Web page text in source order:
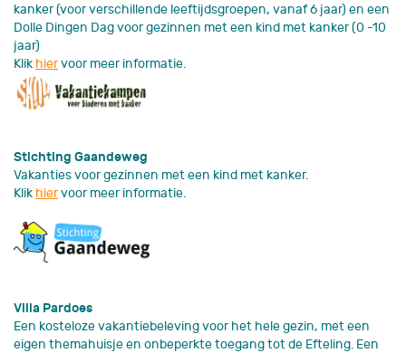
kanker (voor verschillende leeftijdsgroepen, vanaf 6 jaar) en een
Dolle Dingen Dag voor gezinnen met een kind met kanker (0 -10
jaar)
Klik hiervoor meer informatie.
Stichting Gaandeweg
Vakanties voor gezinnen met een kind met kanker.
Klik hiervoor meer informatie.
Villa Pardoes
Een kosteloze vakantiebeleving voor het hele gezin, met een
eigen themahuisje en onbeperkte toegang tot de Efteling. Een